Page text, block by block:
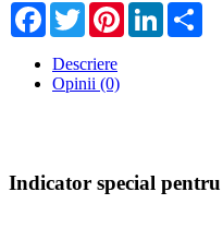
Facebook
TwitterPinterestLinkedIn
Descriere
Opinii (0)
Indicator special